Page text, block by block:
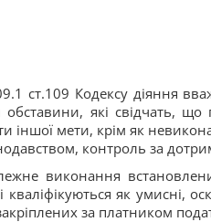
ст.109 Кодексу діяння
які свідчать, що
іншої мети, крім як
контроль за
виконання
кваліфікуються як
за платником